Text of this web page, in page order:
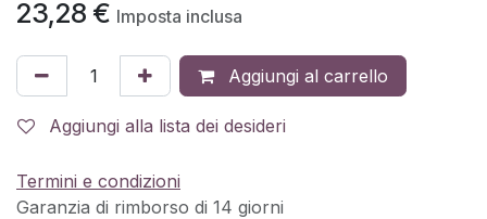
23,28 € Imposta inclusa
Aggiungi al carrello
Aggiungi alla lista dei desideri
Termini e condizioni
Garanzia di rimborso di 14 giorni